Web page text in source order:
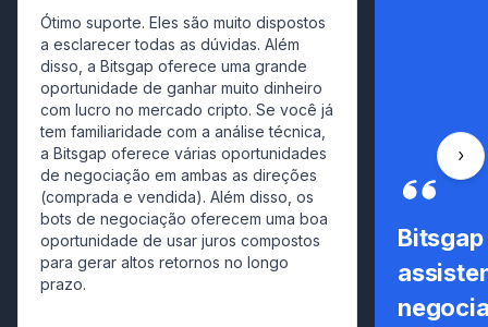
Ótimo suporte. Eles são muito dispostos
a esclarecer todas as dúvidas. Além
disso, a Bitsgap oferece uma grande
oportunidade de ganhar muito dinheiro
com lucro no mercado cripto. Se você já
tem familiaridade com a análise técnica,
a Bitsgap oferece várias oportunidades
de negociação em ambas as direções
(comprada e vendida). Além disso, os
bots de negociação oferecem uma boa
oportunidade de usar juros compostos
para gerar altos retornos no longo
prazo.